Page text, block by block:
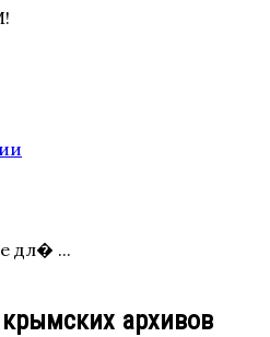
дл� ...
архивов